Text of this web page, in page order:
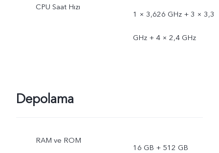
CPU Saat Hızı
1 × 3,626 GHz + 3 × 3,3
GHz + 4 × 2,4 GHz
Depolama
RAM ve ROM
16 GB + 512 GB